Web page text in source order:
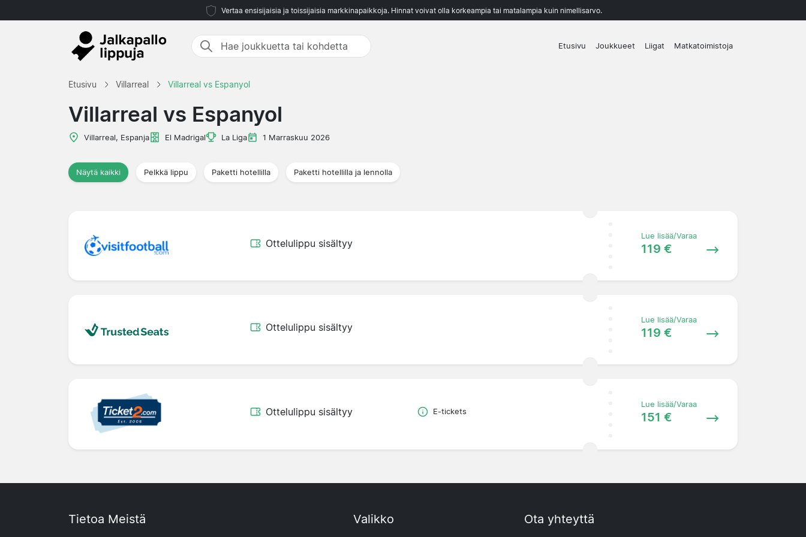
Vertaa ensisijaisia ja toissijaisia markkinapaikkoja. Hinnat voivat olla korkeampia tai matalampia kuin nimellisarvo.
Etusivu Joukkueet Liigat Matkatoimistoja
Etusivu Villarreal Villarreal vs Espanyol
Villarreal vs Espanyol
Villarreal, Espanja El Madrigal La Liga 1 Marraskuu 2026
Näytä kaikki Pelkkä lippu Paketti hotellilla Paketti hotellilla ja lennolla
Ottelulippu sisältyy
Lue lisää/Varaa
119 €
Ottelulippu sisältyy
Lue lisää/Varaa
119 €
Ottelulippu sisältyy E-tickets
Lue lisää/Varaa
151 €
Tietoa Meistä Valikko Ota yhteyttä